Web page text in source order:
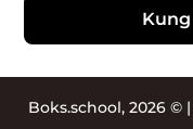
Boks.school, 2026 © |